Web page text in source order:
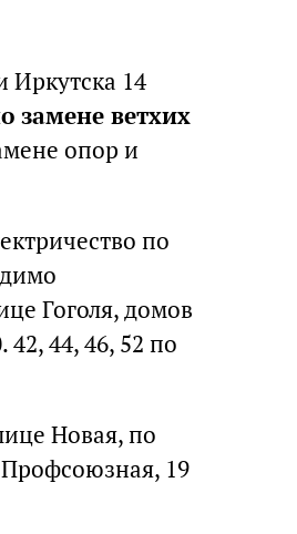
Иркутска 14
замене ветхих
опор и
по
Гоголя, домов
42, 44, 46, 52 по
Новая, по
19